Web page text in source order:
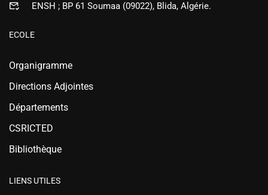
ENSH ; BP 61 Soumaa (09022), Blida, Algérie.
ECOLE
Organigramme
Directions Adjointes
Départements
CSRICTED
Bibliothèque
LIENS UTILES